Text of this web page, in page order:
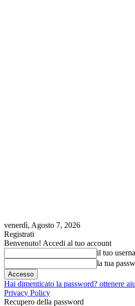
venerdì, Agosto 7, 2026
Registrati
Benvenuto! Accedi al tuo account
il tuo
la tua
Hai dimenticato la password? ottenere
Privacy Policy
Recupero della password